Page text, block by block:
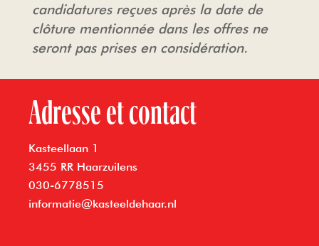
candidatures reçues après la date de
clôture mentionnée dans les offres ne
seront pas prises en considération.
Adresse et contact
Kasteellaan 1
3455 RR Haarzuilens
030-6778515
informatie@kasteeldehaar.nl